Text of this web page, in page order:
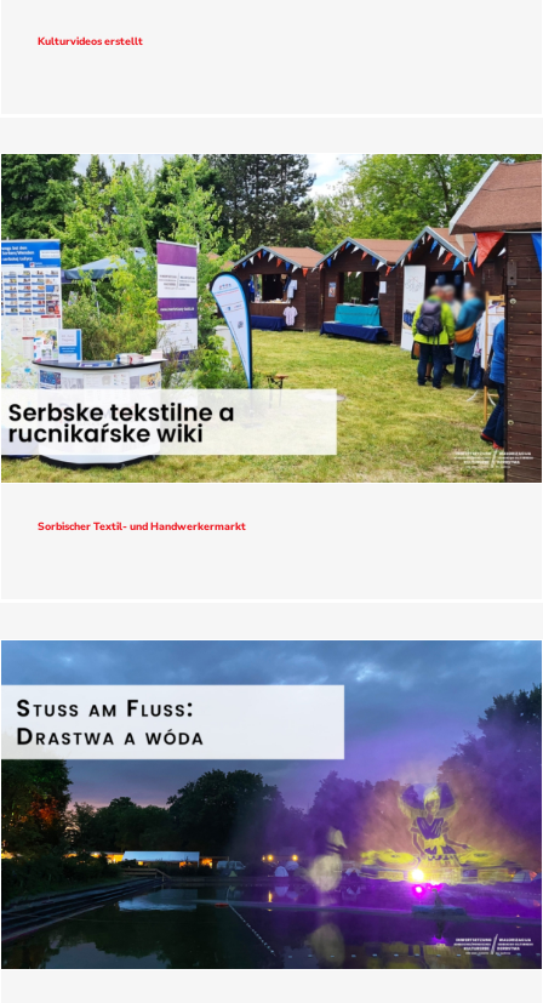
Kulturvideos erstellt
Sorbischer Textil- und Handwerkermarkt